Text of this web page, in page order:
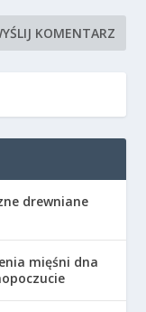
drewniane
mięśni dna